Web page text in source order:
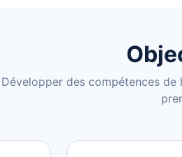
Développer des compétences de